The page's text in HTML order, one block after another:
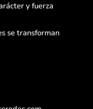
y fuerza
se transforman